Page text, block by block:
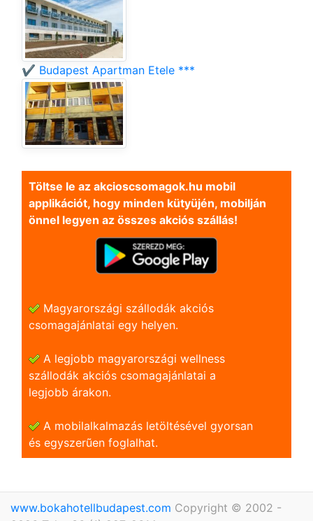
✔️ Budapest Apartman Etele ***
Töltse le az akcioscsomagok.hu mobil
applikációt, hogy minden kütyüjén, mobilján
önnel legyen az összes akciós szállás!
Magyarországi szállodák akciós
csomagajánlatai egy helyen.
A legjobb magyarországi wellness
szállodák akciós csomagajánlatai a
legjobb árakon.
A mobilalkalmazás letöltésével gyorsan
és egyszerũen foglalhat.
www.bokahotellbudapest.com Copyright © 2002 -